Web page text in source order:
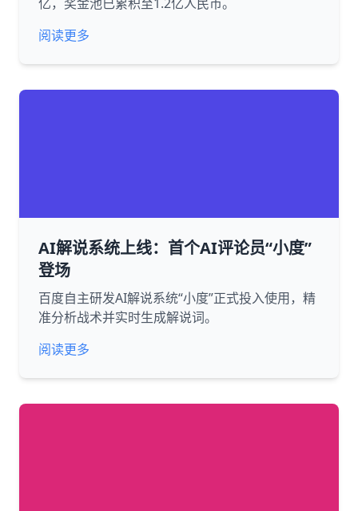
阅读更多
AI解说系统上线：首个AI评论员“小度”
登场
百度自主研发AI解说系统“小度”正式投入使用，精
准分析战术并实时生成解说词。
阅读更多